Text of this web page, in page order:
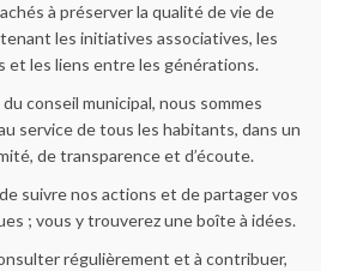
à préserver la qualité de vie de
les initiatives associatives, les
et les liens entre les générations.
du conseil municipal, nous sommes
service de tous les habitants, dans un
de transparence et d’écoute.
suivre nos actions et de partager vos
; vous y trouverez une boîte à idées.
régulièrement et à contribuer,